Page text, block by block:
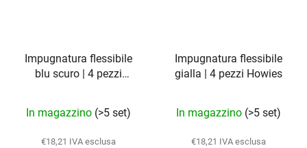
Impugnatura flessibile
blu scuro | 4 pezzi
In magazzino (>5 set)
€18,21 IVA esclusa
Impugnatura flessibile
gialla | 4 pezzi Howies
In magazzino (>5 set)
€18,21 IVA esclusa